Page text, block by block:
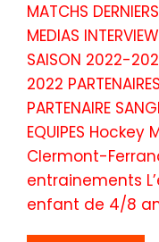
MATCHS
MEDIAS
SAISON 2022-
2022
PARTENAIRE
EQUIPES
Clermont-
entrainements
enfant de 4/8